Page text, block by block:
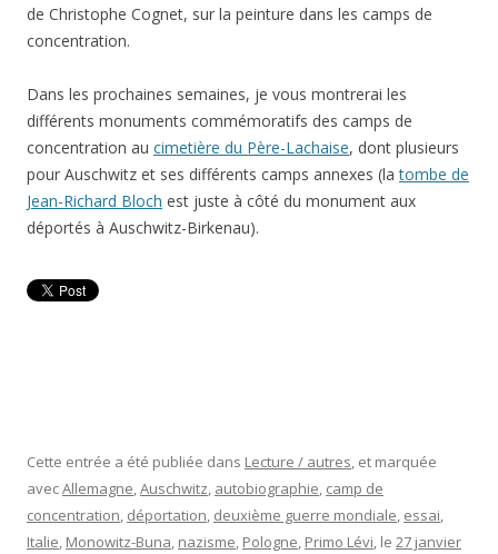
de Christophe Cognet, sur la peinture dans les camps de
concentration.
Dans les prochaines semaines, je vous montrerai les
différents monuments commémoratifs des camps de
concentration au cimetière du Père-Lachaise, dont plusieurs
pour Auschwitz et ses différents camps annexes (latombe de
Jean-Richard Bloch est juste à côté du monument aux
déportés à Auschwitz-Birkenau).
Cette entrée a été publiée dans Lecture / autres, et marquée
avecAllemagne,Auschwitz, autobiographie, camp de
concentration, déportation, deuxième guerre mondiale, essai,
Italie, Monowitz-Buna, nazisme, Pologne, Primo Lévi, le 27 janvier